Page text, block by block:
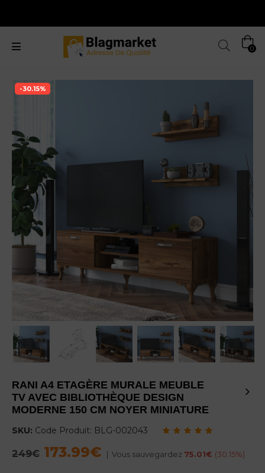
0
-30.15%
RANI A4 ETAGÈRE MURALE MEUBLE
TV AVEC BIBLIOTHÈQUE DESIGN
MODERNE 150 CM NOYER MINIATURE
SKU: Code Produit: BLG-002043
Regular
249€ 173.99€ | Vous sauvegardez 75.01€ (30.15%)